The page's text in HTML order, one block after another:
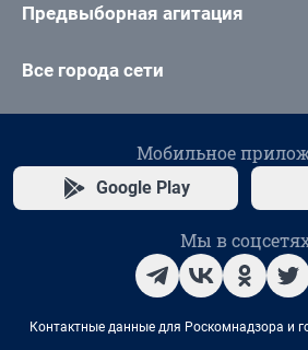
Предвыборная агитация
Все города сети
Мобильное
Google Play
Мы в
Контактные данные для Роскомнадзора и